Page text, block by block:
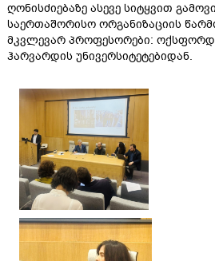
ღონისძიებაზე ასევე სიტყვით
საერთაშორისო ორგანიზაციის
მკვლევარ პროფესორები:
ჰარვარდის უნივერსიტეტებიდან.